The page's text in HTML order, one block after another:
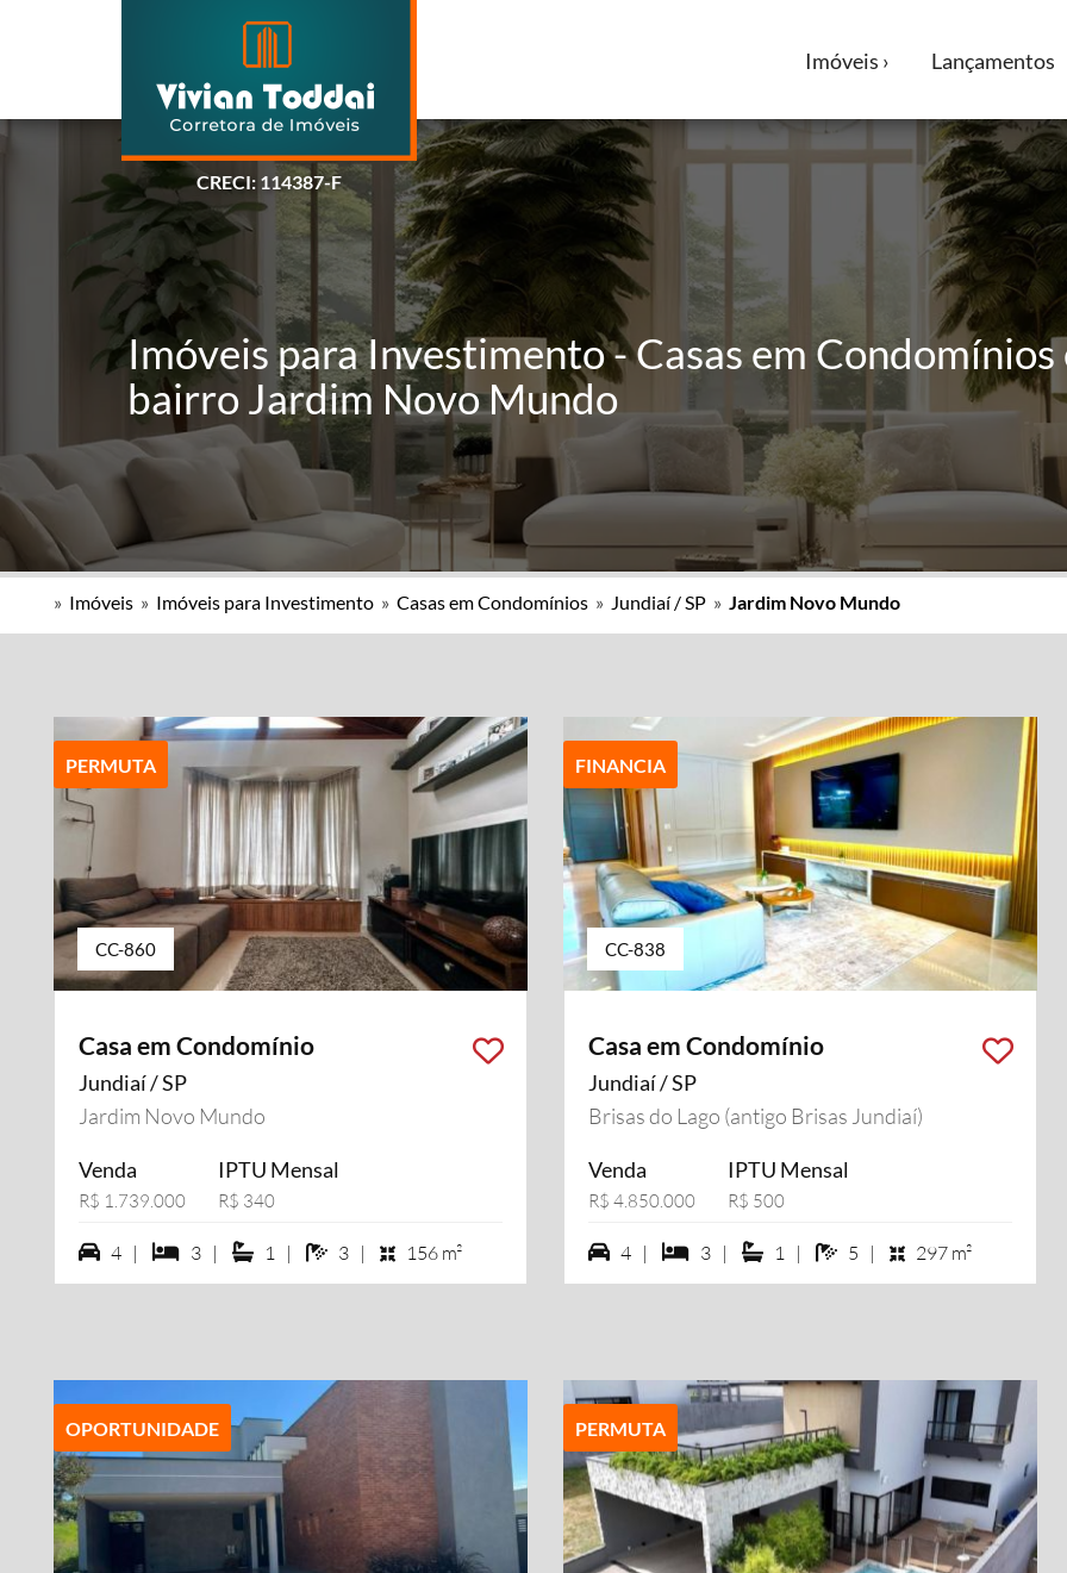
CRECI: 114387-F
Imóveis › Lançamentos
Imóveis para Investimento - Casas em Condomínios
bairro Jardim Novo Mundo
» Imóveis » Imóveis para Investimento » Casas em Condomínios » Jundiaí / SP » Jardim Novo Mundo
PERMUTA
CC-860
Casa em Condomínio
Jundiaí / SP
Jardim Novo Mundo
Venda
R$ 1.739.000
IPTU Mensal
R$ 340
4 vagas na garagem
4 | 3 dormiórios
3 | 1 suítes
1 | 3 banheiros
3 | 156 m²
FINANCIA
CC-838
Casa em Condomínio
Jundiaí / SP
Brisas do Lago (antigo Brisas Jundiaí)
Venda
R$ 4.850.000
IPTU Mensal
R$ 500
4 vagas na garagem
4 | 3 dormiórios
3 | 1 suítes
1 | 5 banheiros
5 | 297 m²
OPORTUNIDADE PERMUTA